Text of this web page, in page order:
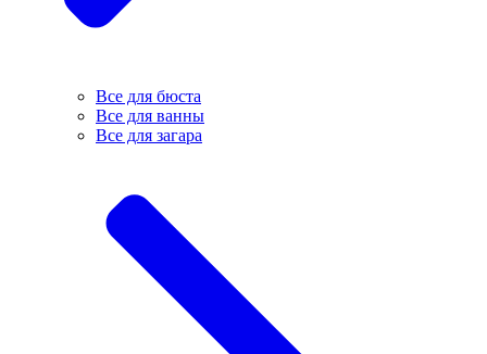
Все для бюста
Все для ванны
Все для загара